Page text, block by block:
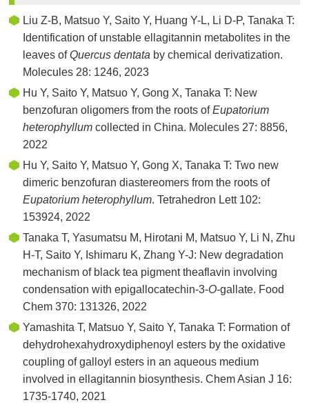
Liu Z-B, Matsuo Y, Saito Y, Huang Y-L, Li D-P, Tanaka T:
Identification of unstable ellagitannin metabolites in the
leaves ofQuercus dentata by chemical derivatization.
Molecules 28: 1246, 2023
Hu Y, Saito Y, Matsuo Y, Gong X, Tanaka T: New
benzofuran oligomers from the roots ofEupatorium
heterophyllum collected in China. Molecules 27: 8856,
2022
Hu Y, Saito Y, Matsuo Y, Gong X, Tanaka T: Two new
dimeric benzofuran diastereomers from the roots of
Eupatorium heterophyllum. Tetrahedron Lett 102:
153924, 2022
Tanaka T, Yasumatsu M, Hirotani M, Matsuo Y, Li N, Zhu
H-T, Saito Y, Ishimaru K, Zhang Y-J: New degradation
mechanism of black tea pigment theaflavin involving
condensation with epigallocatechin-3-O-gallate. Food
Chem 370: 131326, 2022
Yamashita T, Matsuo Y, Saito Y, Tanaka T: Formation of
dehydrohexahydroxydiphenoyl esters by the oxidative
coupling of galloyl esters in an aqueous medium
involved in ellagitannin biosynthesis. Chem Asian J 16:
1735-1740, 2021